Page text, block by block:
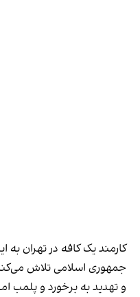
کارمند یک کافه در تهران به
جمهوری اسلامی تلاش
و تهدید به برخورد و پلمب